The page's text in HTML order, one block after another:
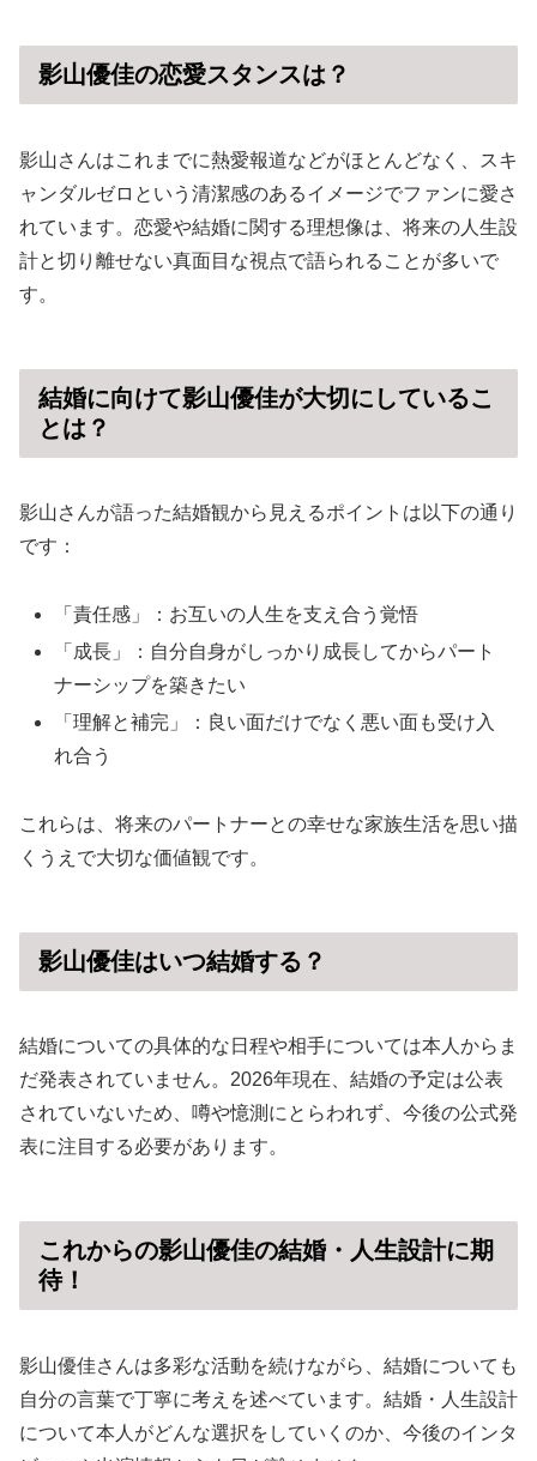
影山優佳の恋愛スタンスは？
影山さんはこれまでに熱愛報道などがほとんどなく、スキ
ャンダルゼロという清潔感のあるイメージでファンに愛さ
れています。恋愛や結婚に関する理想像は、将来の人生設
計と切り離せない真面目な視点で語られることが多いで
す。
結婚に向けて影山優佳が大切にしているこ
とは？
影山さんが語った結婚観から見えるポイントは以下の通り
です：
「責任感」：お互いの人生を支え合う覚悟
「成長」：自分自身がしっかり成長してからパート
ナーシップを築きたい
「理解と補完」：良い面だけでなく悪い面も受け入
れ合う
これらは、将来のパートナーとの幸せな家族生活を思い描
くうえで大切な価値観です。
影山優佳はいつ結婚する？
結婚についての具体的な日程や相手については本人からま
だ発表されていません。2026年現在、結婚の予定は公表
されていないため、噂や憶測にとらわれず、今後の公式発
表に注目する必要があります。
これからの影山優佳の結婚・人生設計に期
待！
影山優佳さんは多彩な活動を続けながら、結婚についても
自分の言葉で丁寧に考えを述べています。結婚・人生設計
について本人がどんな選択をしていくのか、今後のインタ